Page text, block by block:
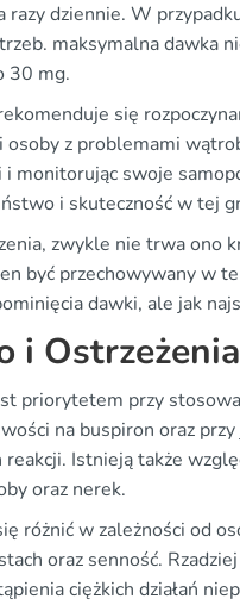
dziennie. W
maksymalna dawka
30 mg.
się
osoby z problemami
i monitorując swoje
i skuteczność w tej
zwykle nie trwa ono
być przechowywany w
dawki, ale jak
i Ostrzeżenia
priorytetem przy
na buspiron oraz
reakcji. Istnieją także
oraz nerek.
różnić w zależności od
oraz senność.
ciężkich działań